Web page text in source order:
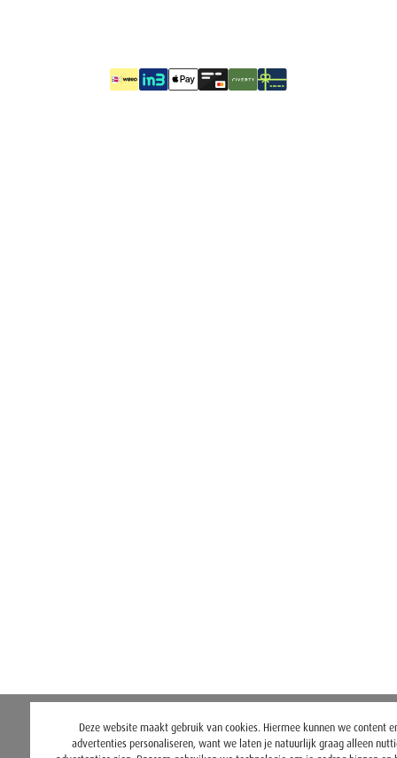
Deze website maakt gebruik van cookies. Hiermee kunnen we content
advertenties personaliseren, want we laten je natuurlijk graag alleen